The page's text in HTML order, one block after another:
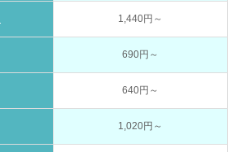
1,440円～
690円～
640円～
1,020円～